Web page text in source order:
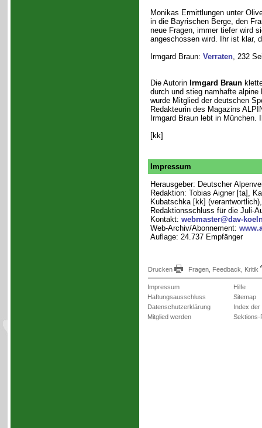
Monikas Ermittlungen unter
in die Bayrischen Berge, den
neue Fragen, immer tiefer wird
angeschossen wird. Ihr ist klar,
Irmgard Braun: Verraten, 232
Die Autorin Irmgard Braun
durch und stieg namhafte
wurde Mitglied der deutschen
Redakteurin des Magazins
Irmgard Braun lebt in
[kk]
Impressum
Herausgeber: Deutscher
Redaktion: Tobias Aigner [ta],
Kubatschka [kk]
Redaktionsschluss für die Juli-
Kontakt: webmaster@dav-
Web-Archiv/Abonnement:
Auflage: 24.737 Empfänger
Drucken Fragen, Feedback, Kritik
Impressum
Haftungsausschluss
Datenschutzerklärung
Mitglied werden
Hilfe
Sitemap
Index der
Sektions-